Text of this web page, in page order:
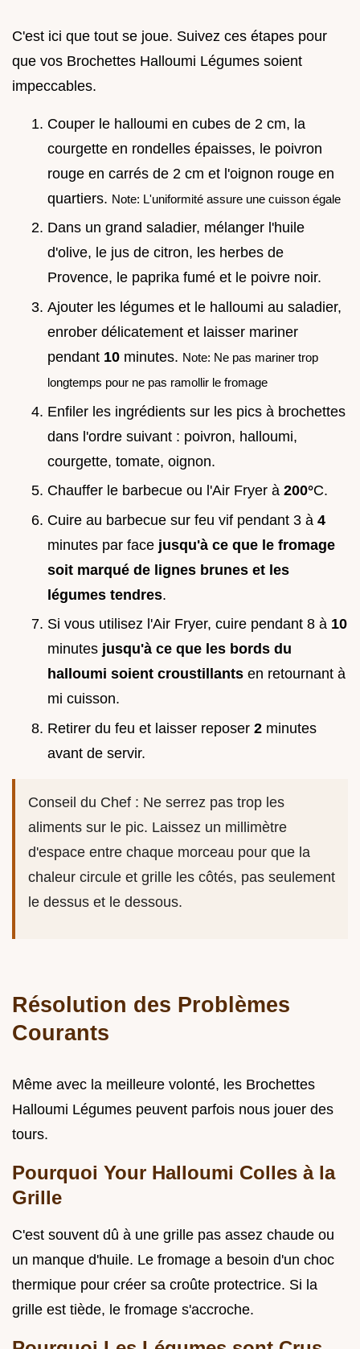
C'est ici que tout se joue. Suivez ces étapes pour
que vos Brochettes Halloumi Légumes soient
impeccables.
Couper le halloumi en cubes de 2 cm, la
courgette en rondelles épaisses, le poivron
rouge en carrés de 2 cm et l'oignon rouge en
quartiers. Note: L'uniformité assure une cuisson égale
Dans un grand saladier, mélanger l'huile
d'olive, le jus de citron, les herbes de
Provence, le paprika fumé et le poivre noir.
Ajouter les légumes et le halloumi au saladier,
enrober délicatement et laisser mariner
pendant 10 minutes. Note: Ne pas mariner trop
longtemps pour ne pas ramollir le fromage
Enfiler les ingrédients sur les pics à brochettes
dans l'ordre suivant : poivron, halloumi,
courgette, tomate, oignon.
Chauffer le barbecue ou l'Air Fryer à 200°C.
Cuire au barbecue sur feu vif pendant 3 à 4
minutes par face jusqu'à ce que le fromage
soit marqué de lignes brunes et les
légumes tendres.
Si vous utilisez l'Air Fryer, cuire pendant 8 à 10
minutes jusqu'à ce que les bords du
halloumi soient croustillants en retournant à
mi cuisson.
Retirer du feu et laisser reposer 2 minutes
avant de servir.
Conseil du Chef : Ne serrez pas trop les
aliments sur le pic. Laissez un millimètre
d'espace entre chaque morceau pour que la
chaleur circule et grille les côtés, pas seulement
le dessus et le dessous.
Résolution des Problèmes
Courants
Même avec la meilleure volonté, les Brochettes
Halloumi Légumes peuvent parfois nous jouer des
tours.
Pourquoi Your Halloumi Colles à la
Grille
C'est souvent dû à une grille pas assez chaude ou
un manque d'huile. Le fromage a besoin d'un choc
thermique pour créer sa croûte protectrice. Si la
grille est tiède, le fromage s'accroche.